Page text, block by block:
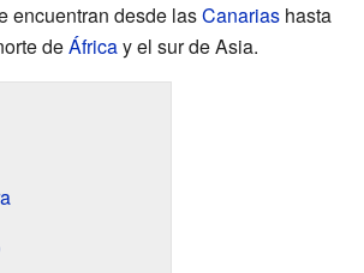
encuentran desde lasCanariashasta
deÁfricay el sur de Asia.